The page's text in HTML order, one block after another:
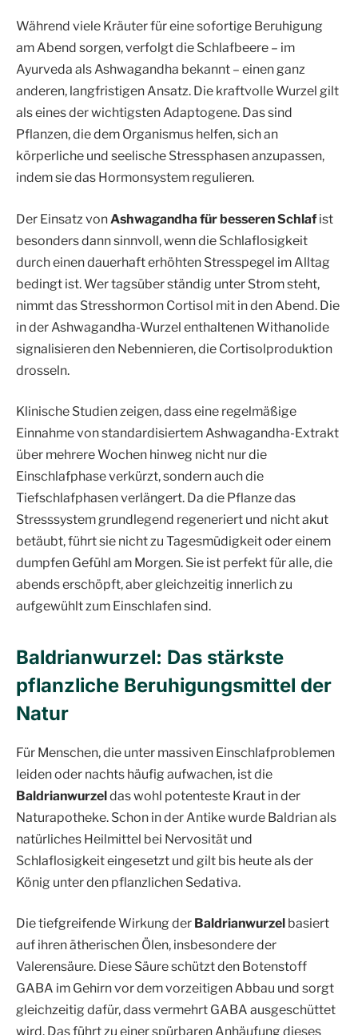
Während viele Kräuter für eine sofortige Beruhigung
am Abend sorgen, verfolgt die Schlafbeere – im
Ayurveda als Ashwagandha bekannt – einen ganz
anderen, langfristigen Ansatz. Die kraftvolle Wurzel gilt
als eines der wichtigsten Adaptogene. Das sind
Pflanzen, die dem Organismus helfen, sich an
körperliche und seelische Stressphasen anzupassen,
indem sie das Hormonsystem regulieren.
Der Einsatz vonAshwagandha für besseren Schlafist
besonders dann sinnvoll, wenn die Schlaflosigkeit
durch einen dauerhaft erhöhten Stresspegel im Alltag
bedingt ist. Wer tagsüber ständig unter Strom steht,
nimmt das Stresshormon Cortisol mit in den Abend. Die
in der Ashwagandha-Wurzel enthaltenen Withanolide
signalisieren den Nebennieren, die Cortisolproduktion
drosseln.
Klinische Studien zeigen, dass eine regelmäßige
Einnahme von standardisiertem Ashwagandha-Extrakt
über mehrere Wochen hinweg nicht nur die
Einschlafphase verkürzt, sondern auch die
Tiefschlafphasen verlängert. Da die Pflanze das
Stresssystem grundlegend regeneriert und nicht akut
betäubt, führt sie nicht zu Tagesmüdigkeit oder einem
dumpfen Gefühl am Morgen. Sie ist perfekt für alle, die
abends erschöpft, aber gleichzeitig innerlich zu
aufgewühlt zum Einschlafen sind.
Baldrianwurzel: Das stärkste
pflanzliche Beruhigungsmittel der
Natur
Für Menschen, die unter massiven Einschlafproblemen
leiden oder nachts häufig aufwachen, ist die
Baldrianwurzeldas wohl potenteste Kraut in der
Naturapotheke. Schon in der Antike wurde Baldrian als
natürliches Heilmittel bei Nervosität und
Schlaflosigkeit eingesetzt und gilt bis heute als der
König unter den pflanzlichen Sedativa.
Die tiefgreifende Wirkung der Baldrianwurzel basiert
auf ihren ätherischen Ölen, insbesondere der
Valerensäure. Diese Säure schützt den Botenstoff
GABA im Gehirn vor dem vorzeitigen Abbau und sorgt
gleichzeitig dafür, dass vermehrt GABA ausgeschüttet
wird. Das führt zu einer spürbaren Anhäufung dieses